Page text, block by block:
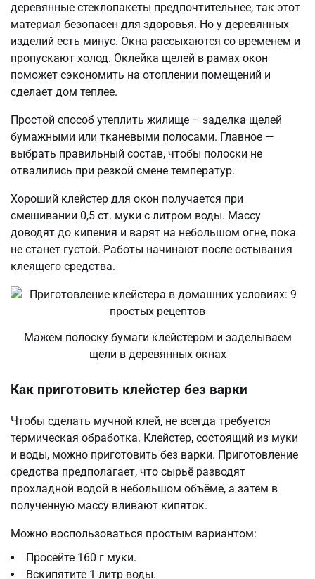
деревянные стеклопакеты предпочтительнее, так этот
материал безопасен для здоровья. Но у деревянных
изделий есть минус. Окна рассыхаются со временем и
пропускают холод. Оклейка щелей в рамах окон
поможет сэкономить на отоплении помещений и
сделает дом теплее.
Простой способ утеплить жилище – заделка щелей
бумажными или тканевыми полосами. Главное —
выбрать правильный состав, чтобы полоски не
отвалились при резкой смене температур.
Хороший клейстер для окон получается при
смешивании 0,5 ст. муки с литром воды. Массу
доводят до кипения и варят на небольшом огне, пока
не станет густой. Работы начинают после остывания
клеящего средства.
Мажем полоску бумаги клейстером и заделываем
щели в деревянных окнах
Как приготовить клейстер без варки
Чтобы сделать мучной клей, не всегда требуется
термическая обработка. Клейстер, состоящий из муки
и воды, можно приготовить без варки. Приготовление
средства предполагает, что сырьё разводят
прохладной водой в небольшом объёме, а затем в
полученную массу вливают кипяток.
Можно воспользоваться простым вариантом:
Просейте 160 г муки.
Вскипятите 1 литр воды.